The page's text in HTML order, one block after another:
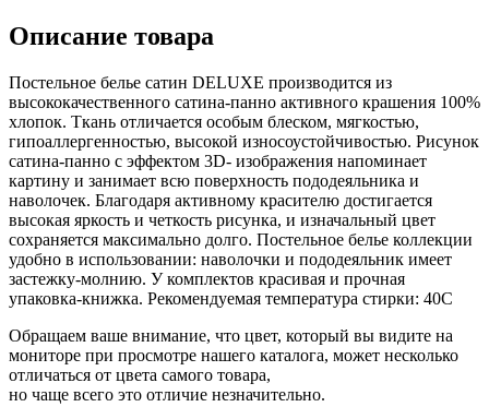
Описание товара
Постельное белье сатин DELUXE производится из
высококачественного сатина-панно активного крашения 100%
хлопок. Ткань отличается особым блеском, мягкостью,
гипоаллергенностью, высокой износоустойчивостью. Рисунок
сатина-панно с эффектом 3D- изображения напоминает
картину и занимает всю поверхность пододеяльника и
наволочек. Благодаря активному красителю достигается
высокая яркость и четкость рисунка, и изначальный цвет
сохраняется максимально долго. Постельное белье коллекции
удобно в использовании: наволочки и пододеяльник имеет
застежку-молнию. У комплектов красивая и прочная
упаковка-книжка. Рекомендуемая температура стирки: 40С
Обращаем ваше внимание, что цвет, который вы видите на
мониторе при просмотре нашего каталога, может несколько
отличаться от цвета самого товара,
но чаще всего это отличие незначительно.